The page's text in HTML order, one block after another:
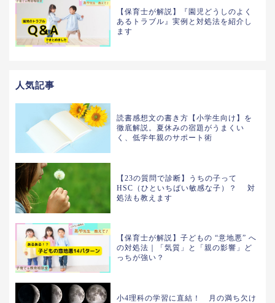
【保育士が解説】『園児どうしのよく
あるトラブル』実例と対処法を紹介し
ます
人気記事
読書感想文の書き方【小学生向け】を
徹底解説。夏休みの宿題がうまくい
く、低学年親のサポート術
【23の質問で診断】うちの子って
HSC（ひといちばい敏感な子）？ 対
処法も教えます
【保育士が解説】子どもの “意地悪” へ
の対処法｜「気質」と「親の影響」ど
っちが強い？
小4理科の学習に直結！ 月の満ち欠け